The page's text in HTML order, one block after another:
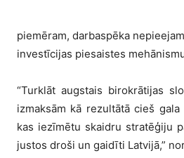
piemēram, darbaspēka
investīcijas piesaistes
“Turklāt augstais birokrātijas
izmaksām kā rezultātā cieš
kas iezīmētu skaidru stratēģiju
justos droši un gaidīti Latvijā,”